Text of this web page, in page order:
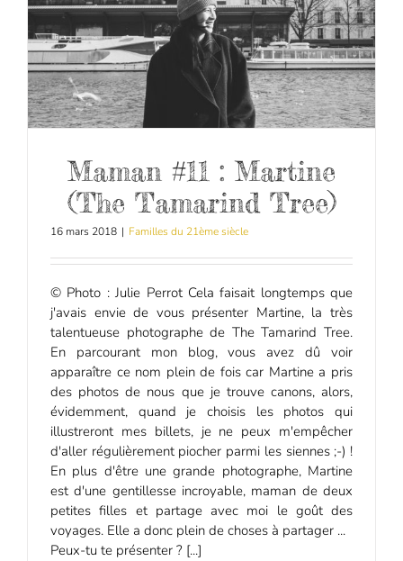
Maman #11 : Martine
(The Tamarind Tree)
16 mars 2018 | Familles du 21ème siècle
© Photo : Julie Perrot Cela faisait longtemps que
j'avais envie de vous présenter Martine, la très
talentueuse photographe de The Tamarind Tree.
En parcourant mon blog, vous avez dû voir
apparaître ce nom plein de fois car Martine a pris
des photos de nous que je trouve canons, alors,
évidemment, quand je choisis les photos qui
illustreront mes billets, je ne peux m'empêcher
d'aller régulièrement piocher parmi les siennes ;-) !
En plus d'être une grande photographe, Martine
est d'une gentillesse incroyable, maman de deux
petites filles et partage avec moi le goût des
voyages. Elle a donc plein de choses à partager ...
Peux-tu te présenter ? [...]